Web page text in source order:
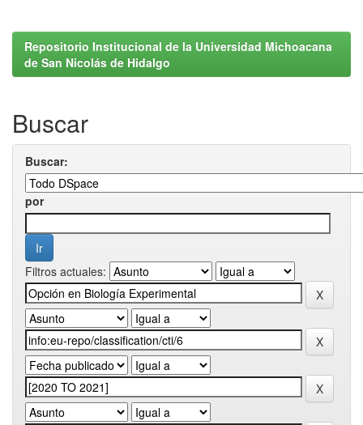
Repositorio Institucional de la Universidad Michoacana
de San Nicolás de Hidalgo
Buscar
Buscar:
por
Filtros actuales: